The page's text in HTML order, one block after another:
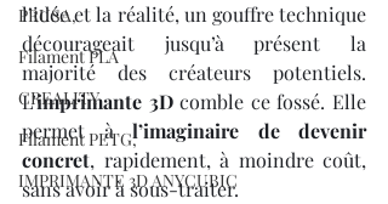
PRUSA,
Filament PLA
CREALITY
Filament PETG,
IMPRIMANTE 3D ANYCUBIC
l’idée et la réalité, un gouffre technique
décourageait jusqu’à présent la
majorité des créateurs potentiels.
L’imprimante 3D comble ce fossé. Elle
permet à l’imaginaire de devenir
concret, rapidement, à moindre coût,
sans avoir à sous-traiter.